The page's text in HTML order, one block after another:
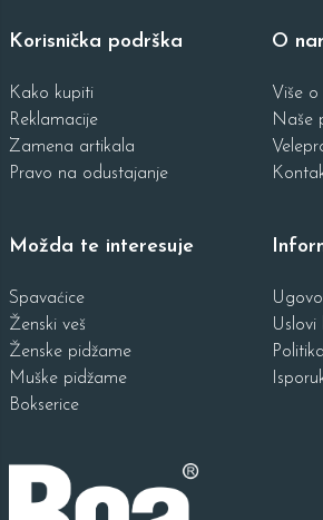
Korisnička podrška
Kako kupiti
Reklamacije
Zamena artikala
Pravo na odustajanje
O
Više
Naše
Možda te interesuje
Spavaćice
Ženski veš
Ženske pidžame
Muške pidžame
Bokserice
Uslovi